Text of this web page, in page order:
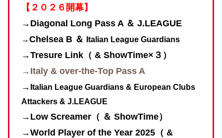
【２０２６開幕】
→Diagonal Long Pass A ＆ J.LEAGUE
→Chelsea B ＆ Italian League Guardians
→Tresure Link（ & ShowTime×３）
→Italy & over-the-Top Pass A
→ Italian League Guardians & European Clubs
Attackers & J.LEAGUE
→Low Screamer（ ＆ ShowTime）
→World Player of the Year 2025（ &